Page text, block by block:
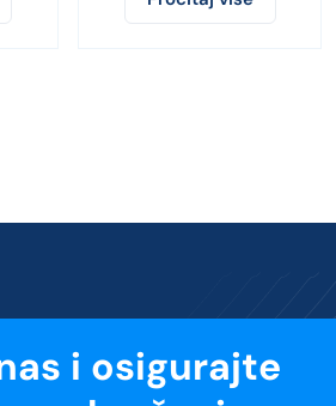
i osigurajte